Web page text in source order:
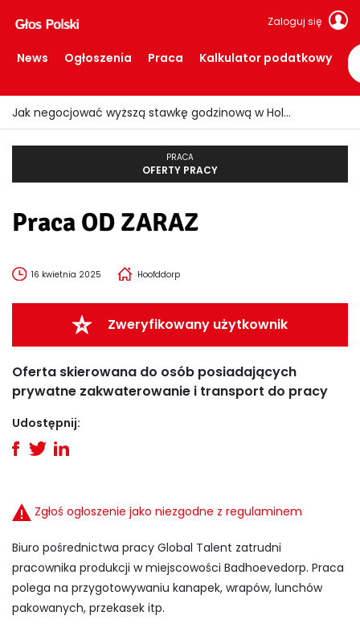
Zaloguj się
News Ogłoszenia Praca Kalkulator podatkowy
Jak negocjować wyższą stawkę godzinową w Holandii?
PRACA
OFERTY PRACY
Praca OD ZARAZ
16 kwietnia 2025 Hoofddorp
Zweryfikowany użytkownik
Oferta skierowana do osób posiadających
prywatne zakwaterowanie i transport do pracy
Udostępnij:
Zgłoś ogłoszenie jako niezgodne z regulaminem
Biuro pośrednictwa pracy Global Talent zatrudni
pracownika produkcji w miejscowości Badhoevedorp. Praca
polega na przygotowywaniu kanapek, wrapów, lunchów
pakowanych, przekasek itp.